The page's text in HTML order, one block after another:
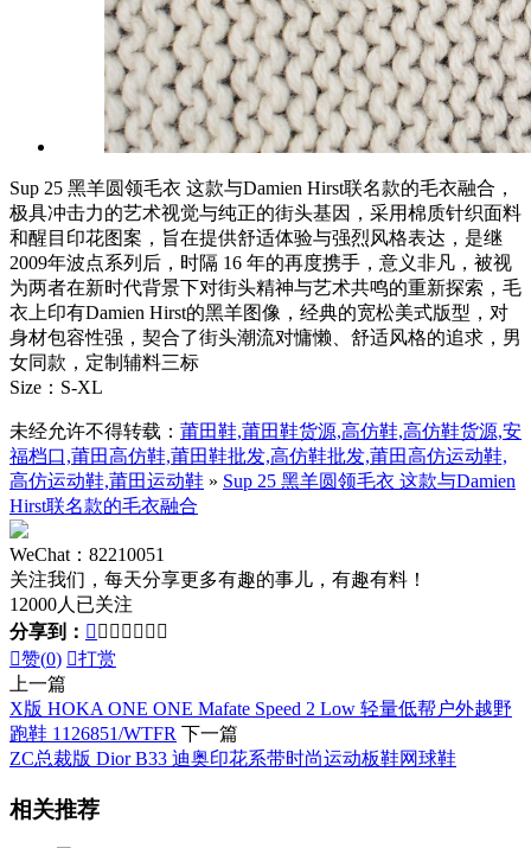
Sup 25 黑羊圆领毛衣 这款与Damien Hirst联名款的毛衣融合，
极具冲击力的艺术视觉与纯正的街头基因，采用棉质针织面料
和醒目印花图案，旨在提供舒适体验与强烈风格表达，是继
2009年波点系列后，时隔 16 年的再度携手，意义非凡，被视
为两者在新时代背景下对街头精神与艺术共鸣的重新探索，毛
衣上印有Damien Hirst的黑羊图像，经典的宽松美式版型，对
身材包容性强，契合了街头潮流对慵懒、舒适风格的追求，男
女同款，定制辅料三标
Size：S-XL
未经允许不得转载： 莆田鞋,莆田鞋货源,高仿鞋,高仿鞋货源,安
福档口,莆田高仿鞋,莆田鞋批发,高仿鞋批发,莆田高仿运动鞋,
高仿运动鞋,莆田运动鞋 » Sup 25 黑羊圆领毛衣 这款与Damien
Hirst联名款的毛衣融合
WeChat：82210051
关注我们，每天分享更多有趣的事儿，有趣有料！
12000人已关注
分享到：       
赞(0) 打赏
上一篇
X版 HOKA ONE ONE Mafate Speed 2 Low 轻量低帮户外越野
跑鞋 1126851/WTFR 下一篇
ZC总裁版 Dior B33 迪奥印花系带时尚运动板鞋网球鞋
相关推荐